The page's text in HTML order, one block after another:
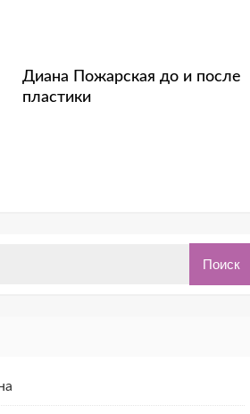
Диана Пожарская до и после
пластики